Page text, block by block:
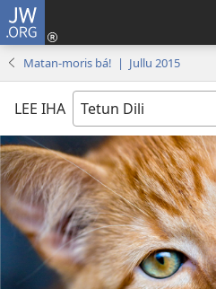
JW.ORG
Matan-moris bá! | Jullu 2015
LEE IHA